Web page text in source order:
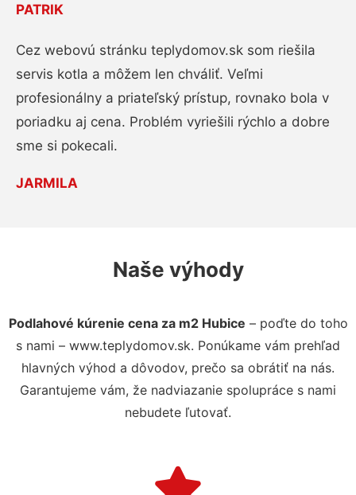
PATRIK
Cez webovú stránku teplydomov.sk som riešila
servis kotla a môžem len chváliť. Veľmi
profesionálny a priateľský prístup, rovnako bola v
poriadku aj cena. Problém vyriešili rýchlo a dobre
sme si pokecali.
JARMILA
Naše výhody
Podlahové kúrenie cena za m2 Hubice – poďte do toho
s nami – www.teplydomov.sk. Ponúkame vám prehľad
hlavných výhod a dôvodov, prečo sa obrátiť na nás.
Garantujeme vám, že nadviazanie spolupráce s nami
nebudete ľutovať.